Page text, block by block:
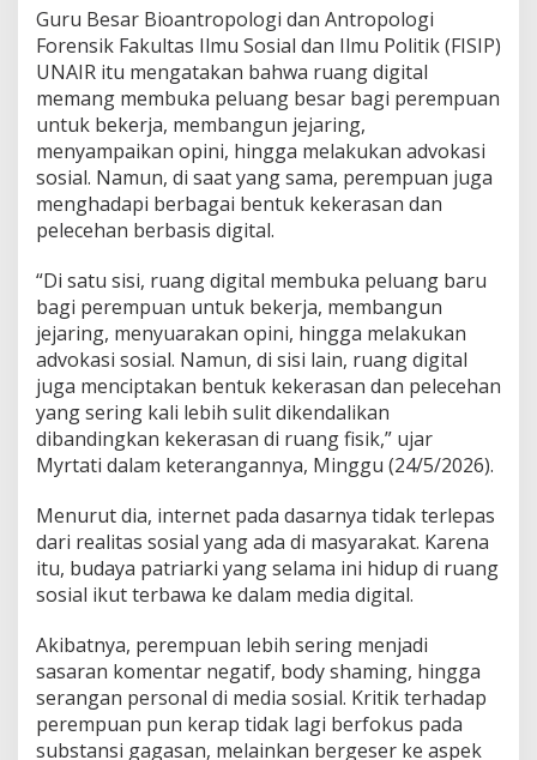
e
l
u
m
R
a
m
a
h
b
a
i
P
e
r
e
m
p
u
a
n
Guru Besar Bioantropologi dan Antropologi
Forensik Fakultas Ilmu Sosial dan Ilmu Politik (FISIP)
UNAIR itu mengatakan bahwa ruang digital
memang membuka peluang besar bagi perempuan
untuk bekerja, membangun jejaring,
menyampaikan opini, hingga melakukan advokasi
sosial. Namun, di saat yang sama, perempuan juga
menghadapi berbagai bentuk kekerasan dan
pelecehan berbasis digital.
“Di satu sisi, ruang digital membuka peluang baru
bagi perempuan untuk bekerja, membangun
jejaring, menyuarakan opini, hingga melakukan
advokasi sosial. Namun, di sisi lain, ruang digital
juga menciptakan bentuk kekerasan dan pelecehan
yang sering kali lebih sulit dikendalikan
dibandingkan kekerasan di ruang fisik,” ujar
Myrtati dalam keterangannya, Minggu (24/5/2026).
Menurut dia, internet pada dasarnya tidak terlepas
dari realitas sosial yang ada di masyarakat. Karena
itu, budaya patriarki yang selama ini hidup di ruang
sosial ikut terbawa ke dalam media digital.
Akibatnya, perempuan lebih sering menjadi
sasaran komentar negatif, body shaming, hingga
serangan personal di media sosial. Kritik terhadap
perempuan pun kerap tidak lagi berfokus pada
substansi gagasan, melainkan bergeser ke aspek